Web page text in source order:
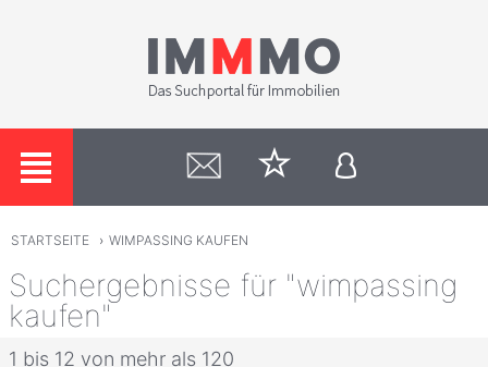
STARTSEITE › WIMPASSING KAUFEN
Suchergebnisse für "wimpassing
kaufen"
1 bis 12 von mehr als 120